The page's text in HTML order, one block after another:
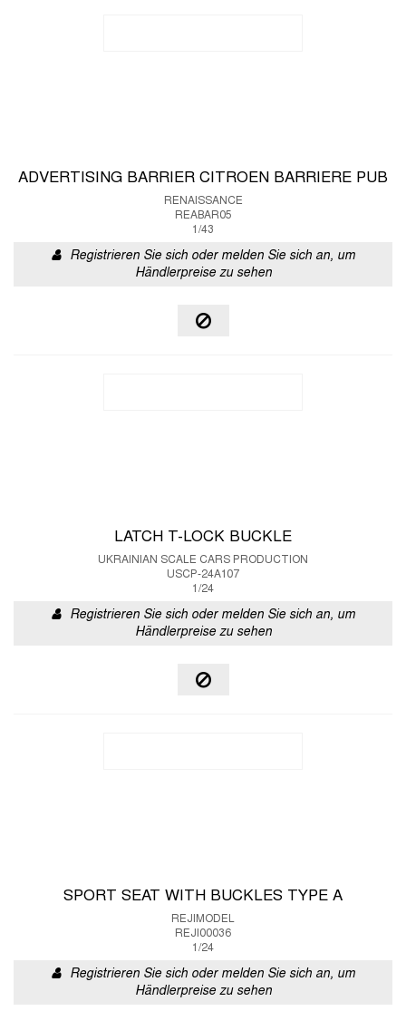
ADVERTISING BARRIER CITROEN BARRIERE PUB
RENAISSANCE
REABAR05
1/43
Registrieren Sie sich oder melden Sie sich an, um
Händlerpreise zu sehen
LATCH T-LOCK BUCKLE
UKRAINIAN SCALE CARS PRODUCTION
USCP-24A107
1/24
Registrieren Sie sich oder melden Sie sich an, um
Händlerpreise zu sehen
SPORT SEAT WITH BUCKLES TYPE A
REJIMODEL
REJI00036
1/24
Registrieren Sie sich oder melden Sie sich an, um
Händlerpreise zu sehen